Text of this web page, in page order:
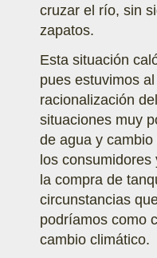
cruzar el río, sin
zapatos.
Esta situación
pues estuvimos
racionalización
situaciones muy
de agua y
los
la compra de
circunstancias
podríamos como
cambio climático.